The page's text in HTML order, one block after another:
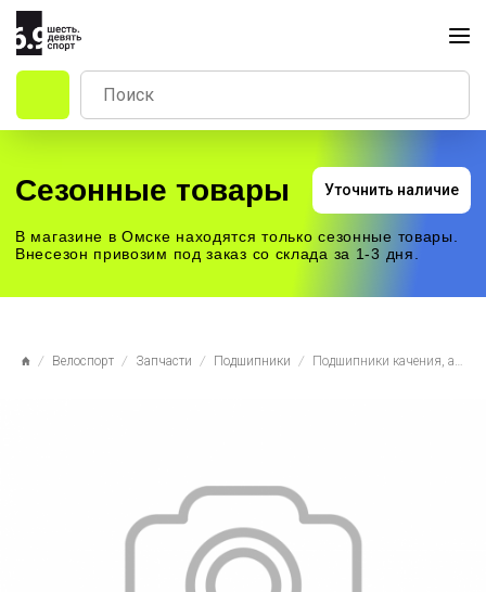
Сезонные товары
В магазине в Омске находятся только сезонные товары.
Внесезон привозим под заказ со склада за 1-3 дня.
Велоспорт Запчасти Подшипники